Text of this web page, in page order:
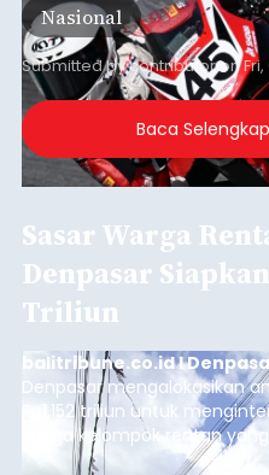
Barat, pada 7–9 Agustus
Nasional
Submitted bycontributoron
Baca
Sasar Warga
Denpasar
Triliun
balitribune.co.id I
Denpasar mengalokasikan
Rp1,152 triliun untuk
warga kelompok rentan
garis kemiskinan. Langkah